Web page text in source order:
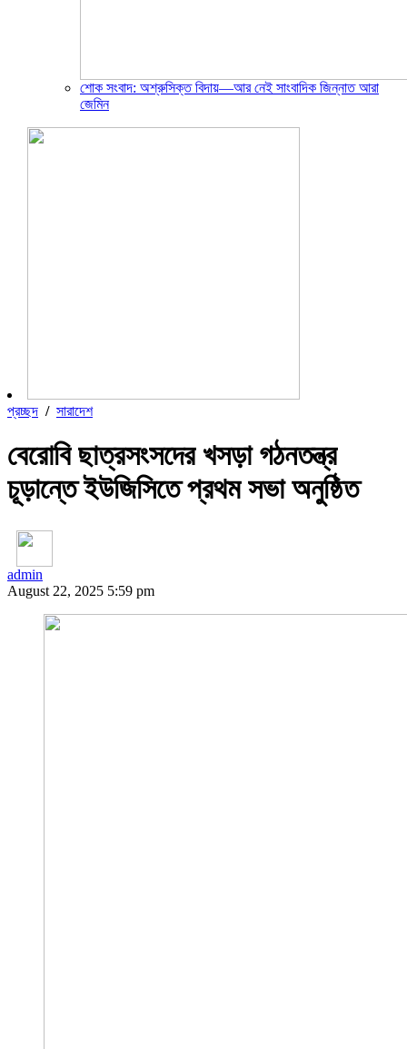
শোক সংবাদ: অশ্রুসিক্ত বিদায়—আর নেই সাংবাদিক জিন্নাত আরা
জেমিন
প্রচ্ছদ / সারাদেশ
বেরোবি ছাত্রসংসদের খসড়া গঠনতন্ত্র
চূড়ান্তে ইউজিসিতে প্রথম সভা অনুষ্ঠিত
admin
August 22, 2025 5:59 pm